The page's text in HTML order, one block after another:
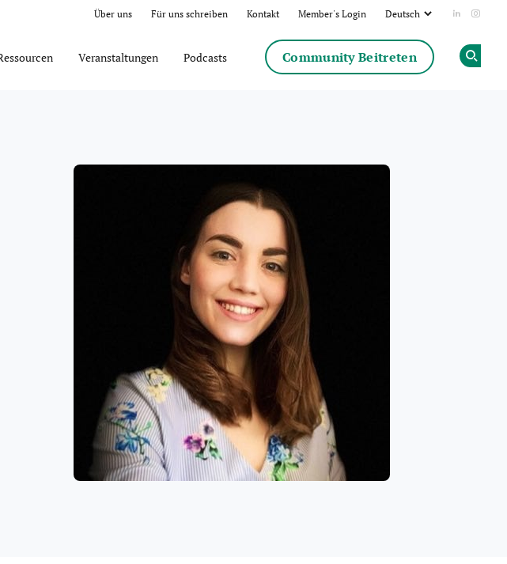
Über uns Für uns schreiben Kontakt Member's Login Add us
Veranstaltungen Podcasts Community Beitreten